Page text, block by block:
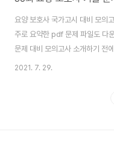
요양 보호사 국가고시 대비 모의
주로 요약한 pdf 문제 파일도 다
문제 대비 모의고사 소개하기
소개할 테니 글을 이어서 보는 걸
다운로드는 글 중간에 할 수 있
2021. 7. 29.